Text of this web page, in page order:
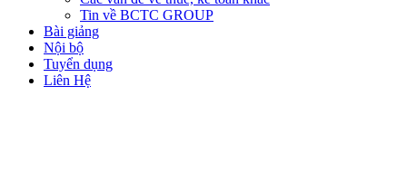
Tin về BCTC GROUP
Bài giảng
Nội bộ
Tuyển dụng
Liên Hệ